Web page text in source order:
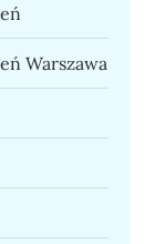
Warszawa